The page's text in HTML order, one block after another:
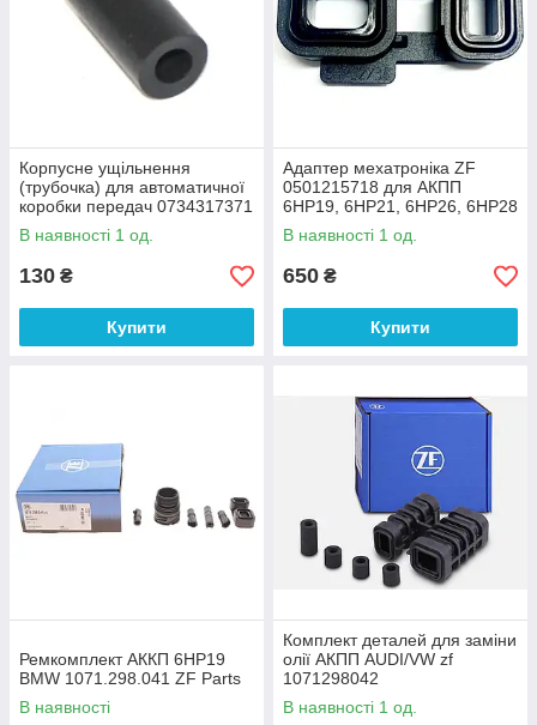
Корпусне ущільнення
(трубочка) для автоматичної
коробки передач 0734317371
В наявності 1 од.
130 ₴
Купити
Адаптер мехатроніка ZF
0501215718 для АКПП
6HP19, 6HP21, 6HP26, 6HP28
В наявності 1 од.
650 ₴
Купити
Ремкомплект АККП 6HP19
BMW 1071.298.041 ZF Parts
В наявності
Комплект деталей для заміни
олії АКПП AUDI/VW zf
1071298042
В наявності 1 од.